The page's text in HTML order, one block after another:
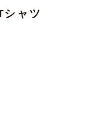
シャツ